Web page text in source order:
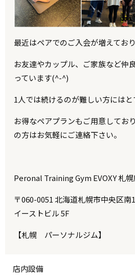
最近はペアでのご入会が増えており
お友達やカップル、ご家族など仲
っています(^-^)
1人では続けるのが難しい方にはと
お得なペアプランもご用意してお
の方はお気軽にご連絡下さい。
Peronal Training Gym EVOXY 札幌
〒060-0051 北海道札幌市中央区
イーストビル 5F
【札幌 パーソナルジム】
店内設備